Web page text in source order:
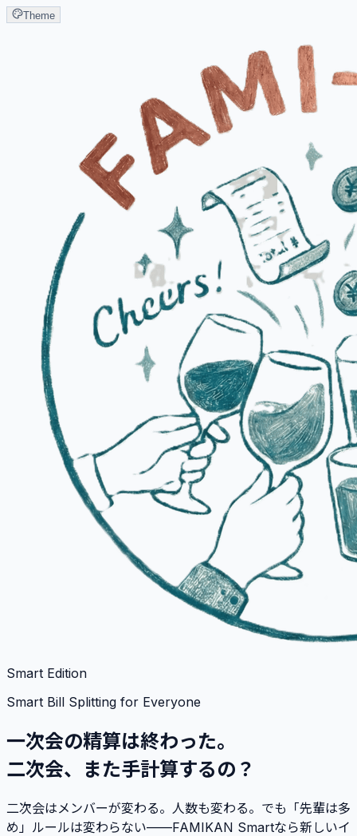
Theme
Smart Edition
Smart Bill Splitting for Everyone
一次会の精算は終わった。
二次会、また手計算するの？
二次会はメンバーが変わる。人数も変わる。でも「先輩は多
め」ルールは変わらない——FAMIKAN Smartなら新しいイ